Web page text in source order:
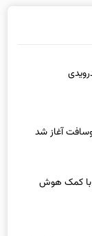
سرقت اطلاعات